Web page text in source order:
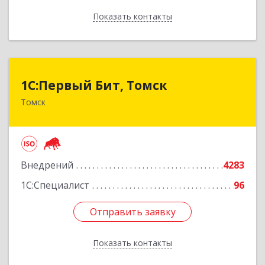
Показать контакты
Назад
1С:Первый Бит, Томск
Томск
Внедрений
4283
1С:Специалист
96
Отправить заявку
Показать контакты
634041, Томская обл, Томск г, Кирова пр-кт,
Отправить заявку
Назад